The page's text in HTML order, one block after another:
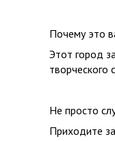
Почему это
Этот город
творческого
Не просто
Приходите